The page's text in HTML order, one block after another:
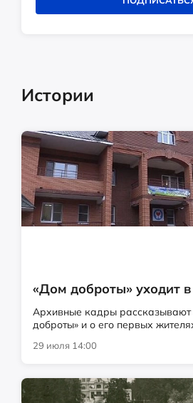
Истории
«Дом доброты» уходит
Архивные кадры рассказывают
доброты» и о его первых
29 июля 14:00